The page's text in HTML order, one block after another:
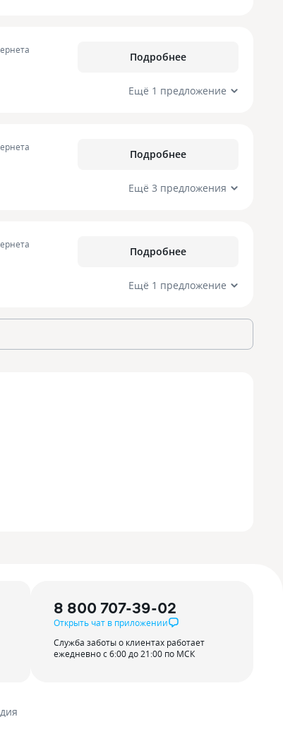
Подробнее
Ещё 1 предложение
Подробнее
Ещё 3 предложения
Подробнее
Ещё 1 предложение
8 800 707-39-02
Открыть чат в приложении
Служба заботы о клиентах работает
ежедневно с 6:00 до 21:00 по МСК